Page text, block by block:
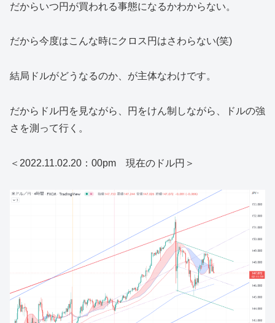
だからいつ円が買われる事態になるかわからない。
だから今度はこんな時にクロス円はさわらない(笑)
結局ドルがどうなるのか、が主体なわけです。
だからドル円を見ながら、円をけん制しながら、ドルの強
さを測って行く。
＜2022.11.02.20：00pm 現在のドル円＞